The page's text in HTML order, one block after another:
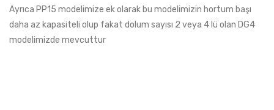
Ayrıca PP15 modelimize ek olarak bu modelimizin hortum başı
daha az kapasiteli olup fakat dolum sayısı 2 veya 4 lü olan DG4
modelimizde mevcuttur